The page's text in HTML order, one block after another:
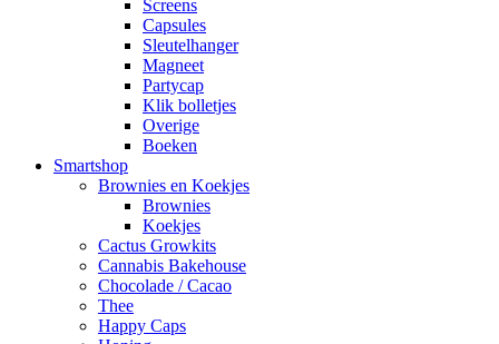
Screens
Capsules
Sleutelhanger
Magneet
Partycap
Klik bolletjes
Overige
Boeken
Smartshop
Brownies en Koekjes
Brownies
Koekjes
Cactus Growkits
Cannabis Bakehouse
Chocolade / Cacao
Thee
Happy Caps